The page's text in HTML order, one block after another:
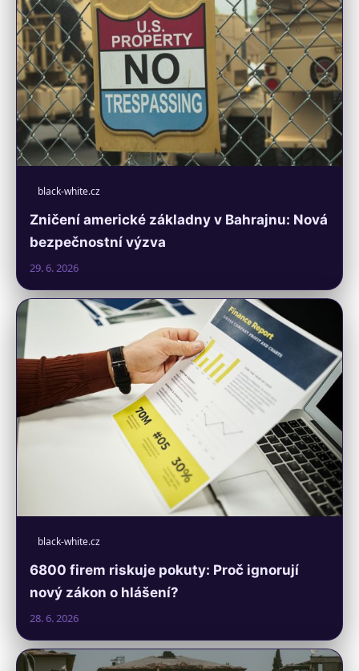
black-white.cz
Zničení americké základny v Bahrajnu: Nová
bezpečnostní výzva
29. 6. 2026
black-white.cz
6800 firem riskuje pokuty: Proč ignorují
nový zákon o hlášení?
28. 6. 2026